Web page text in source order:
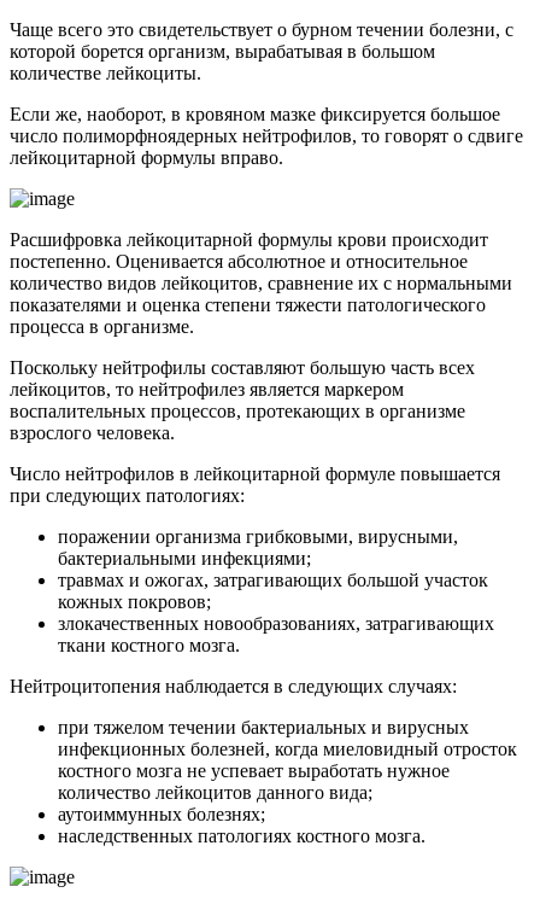
Чаще всего это свидетельствует о бурном течении болезни, с
которой борется организм, вырабатывая в большом
количестве лейкоциты.
Если же, наоборот, в кровяном мазке фиксируется большое
число полиморфноядерных нейтрофилов, то говорят о сдвиге
лейкоцитарной формулы вправо.
Расшифровка лейкоцитарной формулы крови происходит
постепенно. Оценивается абсолютное и относительное
количество видов лейкоцитов, сравнение их с нормальными
показателями и оценка степени тяжести патологического
процесса в организме.
Поскольку нейтрофилы составляют большую часть всех
лейкоцитов, то нейтрофилез является маркером
воспалительных процессов, протекающих в организме
взрослого человека.
Число нейтрофилов в лейкоцитарной формуле повышается
при следующих патологиях:
поражении организма грибковыми, вирусными,
бактериальными инфекциями;
травмах и ожогах, затрагивающих большой участок
кожных покровов;
злокачественных новообразованиях, затрагивающих
ткани костного мозга.
Нейтроцитопения наблюдается в следующих случаях:
при тяжелом течении бактериальных и вирусных
инфекционных болезней, когда миеловидный отросток
костного мозга не успевает выработать нужное
количество лейкоцитов данного вида;
аутоиммунных болезнях;
наследственных патологиях костного мозга.